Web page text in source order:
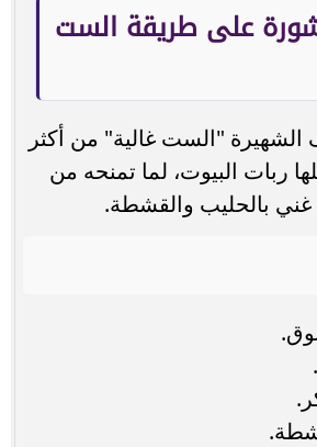
على طريقة الست
"الست غالية" من أكثر
ربات البيوت، لما تمنحه من
بالحليب والقشطة.